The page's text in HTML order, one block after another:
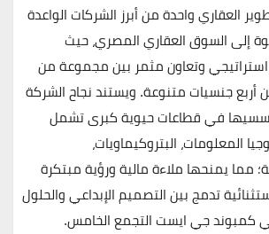
العقاريواحدة من أبرز الشركات الواعدة
إلى السوق العقاري المصري، حيث
وتعاون مثمر بين مجموعة من
أربع جنسيات متنوعة. ويستند نجاح الشركة
في قطاعات حيوية كبرى تشمل
المعلومات، البتروكيماويات،
مما يمنحها ملاءة مالية ورؤية مبتكرة
تدمج بين التصميم الإبداعي والحلول
كمبوند جي ايست التجمع الخامس.